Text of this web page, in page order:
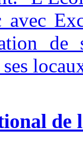
avec
de
de